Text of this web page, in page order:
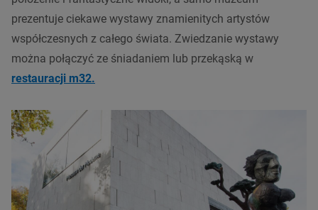
prezentuje ciekawe wystawy znamienitych artystów
współczesnych z całego świata. Zwiedzanie wystawy
można połączyć ze śniadaniem lub przekąską w
restauracji m32.